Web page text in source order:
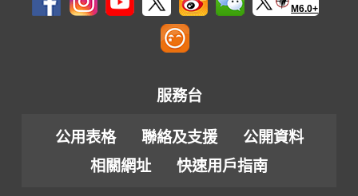
M6.0+
服務台
公用表格 聯絡及支援
公開資料
相關網址
快速用戶指南